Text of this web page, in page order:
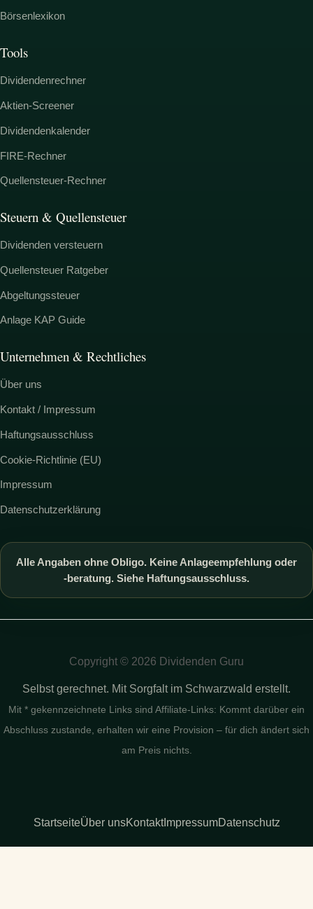
Börsenlexikon
Tools
Dividendenrechner
Aktien-Screener
Dividendenkalender
FIRE-Rechner
Quellensteuer-Rechner
Steuern & Quellensteuer
Dividenden versteuern
Quellensteuer Ratgeber
Abgeltungssteuer
Anlage KAP Guide
Unternehmen & Rechtliches
Über uns
Kontakt / Impressum
Haftungsausschluss
Cookie-Richtlinie (EU)
Impressum
Datenschutzerklärung
Alle Angaben ohne Obligo. Keine Anlageempfehlung oder
-beratung. Siehe Haftungsausschluss.
Copyright © 2026 Dividenden Guru
Selbst gerechnet. Mit Sorgfalt im Schwarzwald erstellt.
Mit * gekennzeichnete Links sind Affiliate-Links: Kommt darüber ein
Abschluss zustande, erhalten wir eine Provision – für dich ändert sich
am Preis nichts.
StartseiteÜber unsKontaktImpressumDatenschutz